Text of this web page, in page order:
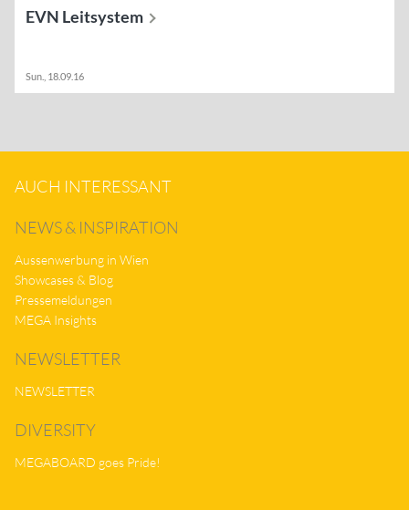
EVN Leitsystem
Sun., 18.09.16
AUCH INTERESSANT
NEWS & INSPIRATION
Aussenwerbung in Wien
Showcases & Blog
Pressemeldungen
MEGA Insights
NEWSLETTER
NEWSLETTER
DIVERSITY
MEGABOARD goes Pride!